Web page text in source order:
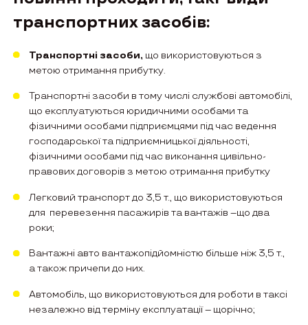
транспортних засобів:
Транспортні засоби, що використовуються з
метою отримання прибутку.
Транспортні засоби в тому числі службові автомобілі,
що експлуатуються юридичними особами та
фізичними особами підприємцями під час ведення
господарської та підприємницької діяльності,
фізичними особами під час виконання цивільно-
правових договорів з метою отримання прибутку
Легковий транспорт до 3,5 т., що використовуються
для перевезення пасажирів та вантажів –що два
роки;
Вантажні авто вантажопідйомністю більше ніж 3,5 т.,
а також причепи до них.
Автомобіль, що використовуються для роботи в таксі
незалежно від терміну експлуатації – щорічно;